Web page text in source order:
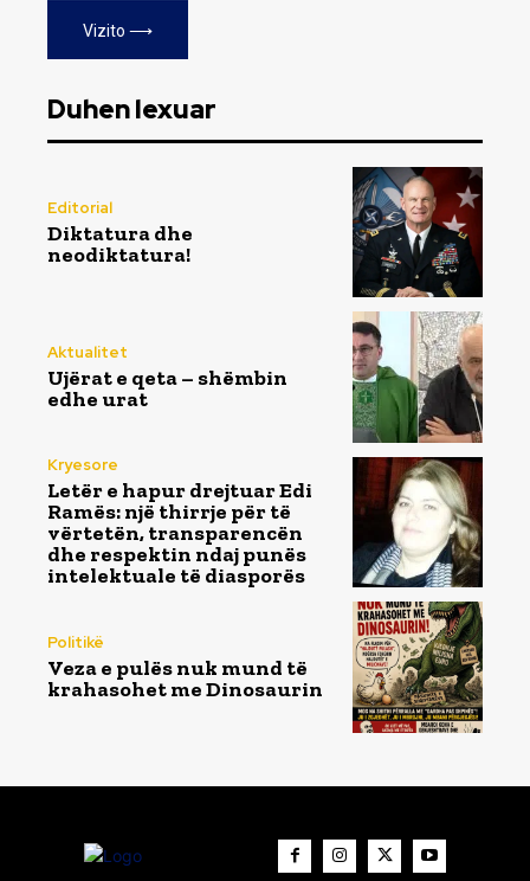
Vizito ⟶
Duhen lexuar
Editorial
Diktatura dhe
neodiktatura!
Aktualitet
Ujërat e qeta – shëmbin
edhe urat
Kryesore
Letër e hapur drejtuar Edi
Ramës: një thirrje për të
vërtetën, transparencën
dhe respektin ndaj punës
intelektuale të diasporës
Politikë
Veza e pulës nuk mund të
krahasohet me Dinosaurin